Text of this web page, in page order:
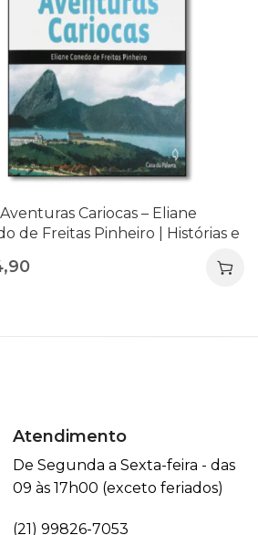
Cariocas – Eliane
de Freitas Pinheiro | Histórias e
Atendimento
De Segunda a Sexta-feira - das
09 às 17h00 (exceto feriados)
(21) 99826-7053